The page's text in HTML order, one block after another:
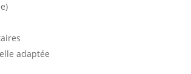
adaptée